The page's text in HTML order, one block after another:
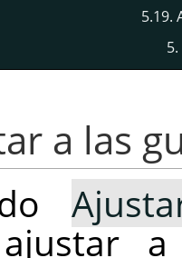
5.19.
a las
ajustar